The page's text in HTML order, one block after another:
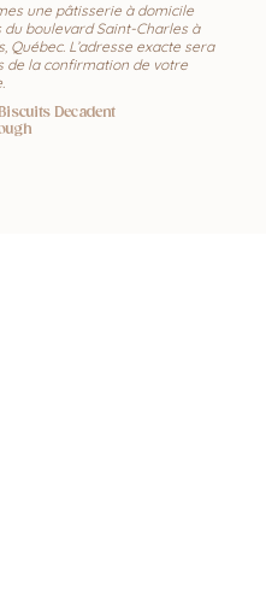
une pâtisserie à domicile
du boulevard Saint-Charles à
Québec. L’adresse exacte sera
de la confirmation de votre
Decadent